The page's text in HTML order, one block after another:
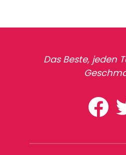
Das Beste, jeden